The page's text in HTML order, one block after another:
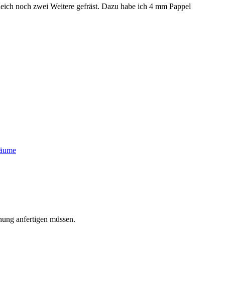
noch zwei Weitere gefräst. Dazu habe ich 4 mm Pappel
anfertigen müssen.